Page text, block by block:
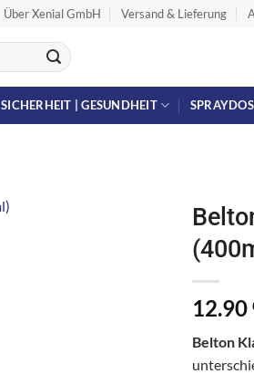
Über Xenial GmbH Versand & Lieferung
SICHERHEIT | GESUNDHEIT
12.90
Belton